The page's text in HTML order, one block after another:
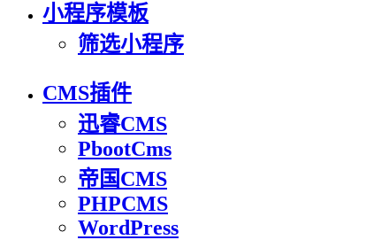
小程序模板
筛选小程序
CMS插件
迅睿CMS
PbootCms
帝国CMS
PHPCMS
WordPress